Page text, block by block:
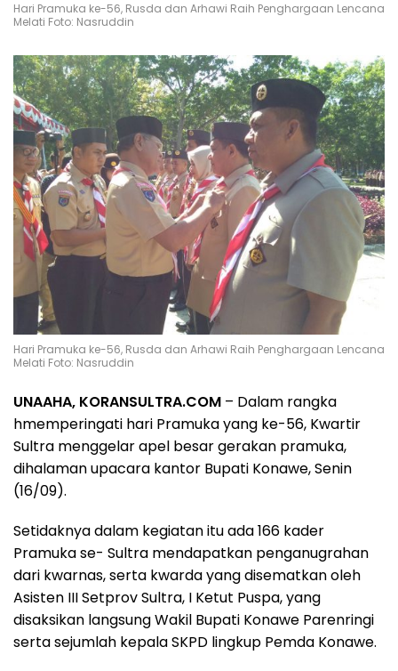
Hari Pramuka ke-56, Rusda dan Arhawi Raih Penghargaan Lencana
Melati Foto: Nasruddin
Hari Pramuka ke-56, Rusda dan Arhawi Raih Penghargaan Lencana
Melati Foto: Nasruddin
UNAAHA, KORANSULTRA.COM – Dalam rangka
hmemperingati hari Pramuka yang ke-56, Kwartir
Sultra menggelar apel besar gerakan pramuka,
dihalaman upacara kantor Bupati Konawe, Senin
(16/09).
Setidaknya dalam kegiatan itu ada 166 kader
Pramuka se- Sultra mendapatkan penganugrahan
dari kwarnas, serta kwarda yang disematkan oleh
Asisten III Setprov Sultra, I Ketut Puspa, yang
disaksikan langsung Wakil Bupati Konawe Parenringi
serta sejumlah kepala SKPD lingkup Pemda Konawe.